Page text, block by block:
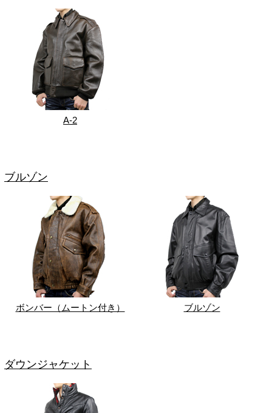
A-2
ブルゾン
ボンバー（ムートン付き） ブルゾン
ダウンジャケット